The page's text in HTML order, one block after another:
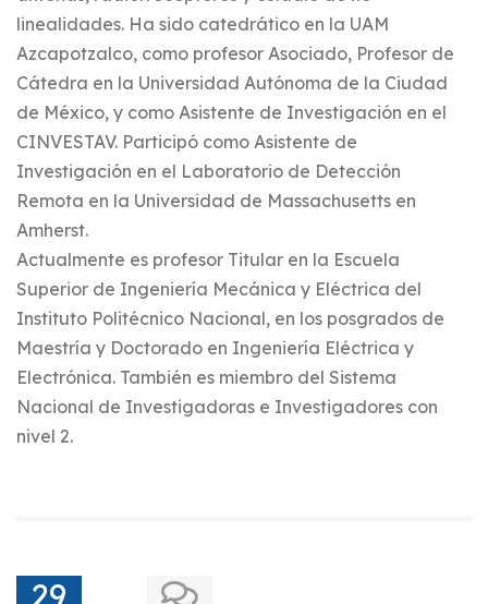
linealidades. Ha sido catedrático en la UAM
Azcapotzalco, como profesor Asociado, Profesor de
Cátedra en la Universidad Autónoma de la Ciudad
de México, y como Asistente de Investigación en el
CINVESTAV. Participó como Asistente de
Investigación en el Laboratorio de Detección
Remota en la Universidad de Massachusetts en
Amherst.
Actualmente es profesor Titular en la Escuela
Superior de Ingeniería Mecánica y Eléctrica del
Instituto Politécnico Nacional, en los posgrados de
Maestría y Doctorado en Ingeniería Eléctrica y
Electrónica. También es miembro del Sistema
Nacional de Investigadoras e Investigadores con
nivel 2.
29